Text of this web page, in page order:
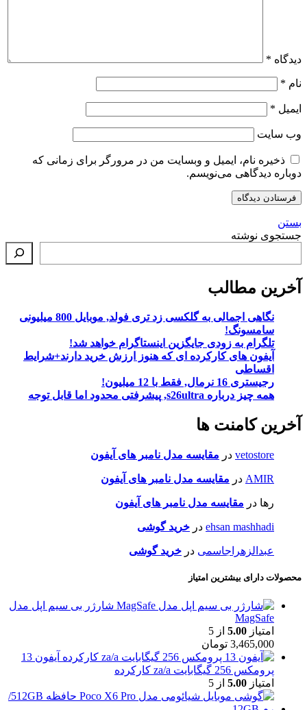
دیدگاه *
نام *
ایمیل *
وب‌ سایت
ذخیره نام، ایمیل و وبسایت من در مرورگر برای زمانی که
دوباره دیدگاهی می‌نویسم.
بستن
جستجوی نوشته
آخرین مطالب
نگاهی اجمالی به گلکسی زد تری فولد, موبایل 800 میلیونی
سامسونگ!
تلگرام به زودی جایگزین اینستاگرام خواهد شد!
آیفون های کارکرده ای که هنوز ارزش خرید دارند+شرایط
اقساطی
رجیستری 16 نرمال, فقط با 12 میلیون!
همه چیز درباره s26ultra, پیشرفتی محدود اما قابل توجه
آخرین کامنت ها
vetostore در مقایسه مدل نامبر های آیفون
AMIR در مقایسه مدل نامبر های آیفون
رها در مقایسه مدل نامبر های آیفون
ehsan mashhadi در خرید گوشی
عبدالزهراجاسمی در خرید گوشی
محصولات دارای بیشترین امتیاز
شارژر بی سیم اپل مدل
MagSafe
امتیاز 5.00 از 5
3,465,000 تومان
آیفون 13
پرومکس 256 گیگابایت za/a کارکرده
امتیاز 5.00 از 5